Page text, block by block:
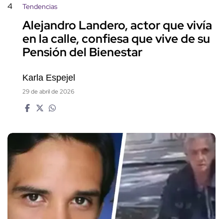
4 Tendencias
Alejandro Landero, actor que vivía
en la calle, confiesa que vive de su
Pensión del Bienestar
Karla Espejel
29 de abril de 2026